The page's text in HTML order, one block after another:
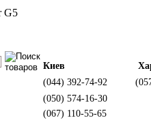
Киев
(044) 392-74-92
(050) 574-16-30
(067) 110-55-65